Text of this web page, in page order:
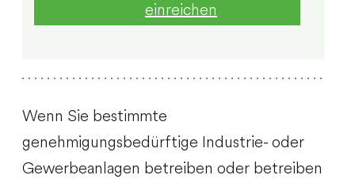
einreichen
Wenn Sie bestimmte
genehmigungsbedürftige Industrie- oder
Gewerbeanlagen betreiben oder betreiben